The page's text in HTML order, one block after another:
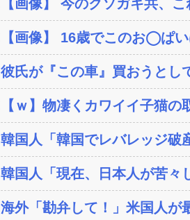
【画像】 今のクソガキ共、
【画像】 16歳でこのお◯ぱ
彼氏が『この車』買おうとし
【ｗ】物凄くカワイイ子猫の
韓国人「韓国でレバレッジ破
韓国人「現在、日本人が苦
海外「勘弁して！」米国人が